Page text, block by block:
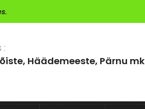
:
Häädemeeste, Pärnu mk